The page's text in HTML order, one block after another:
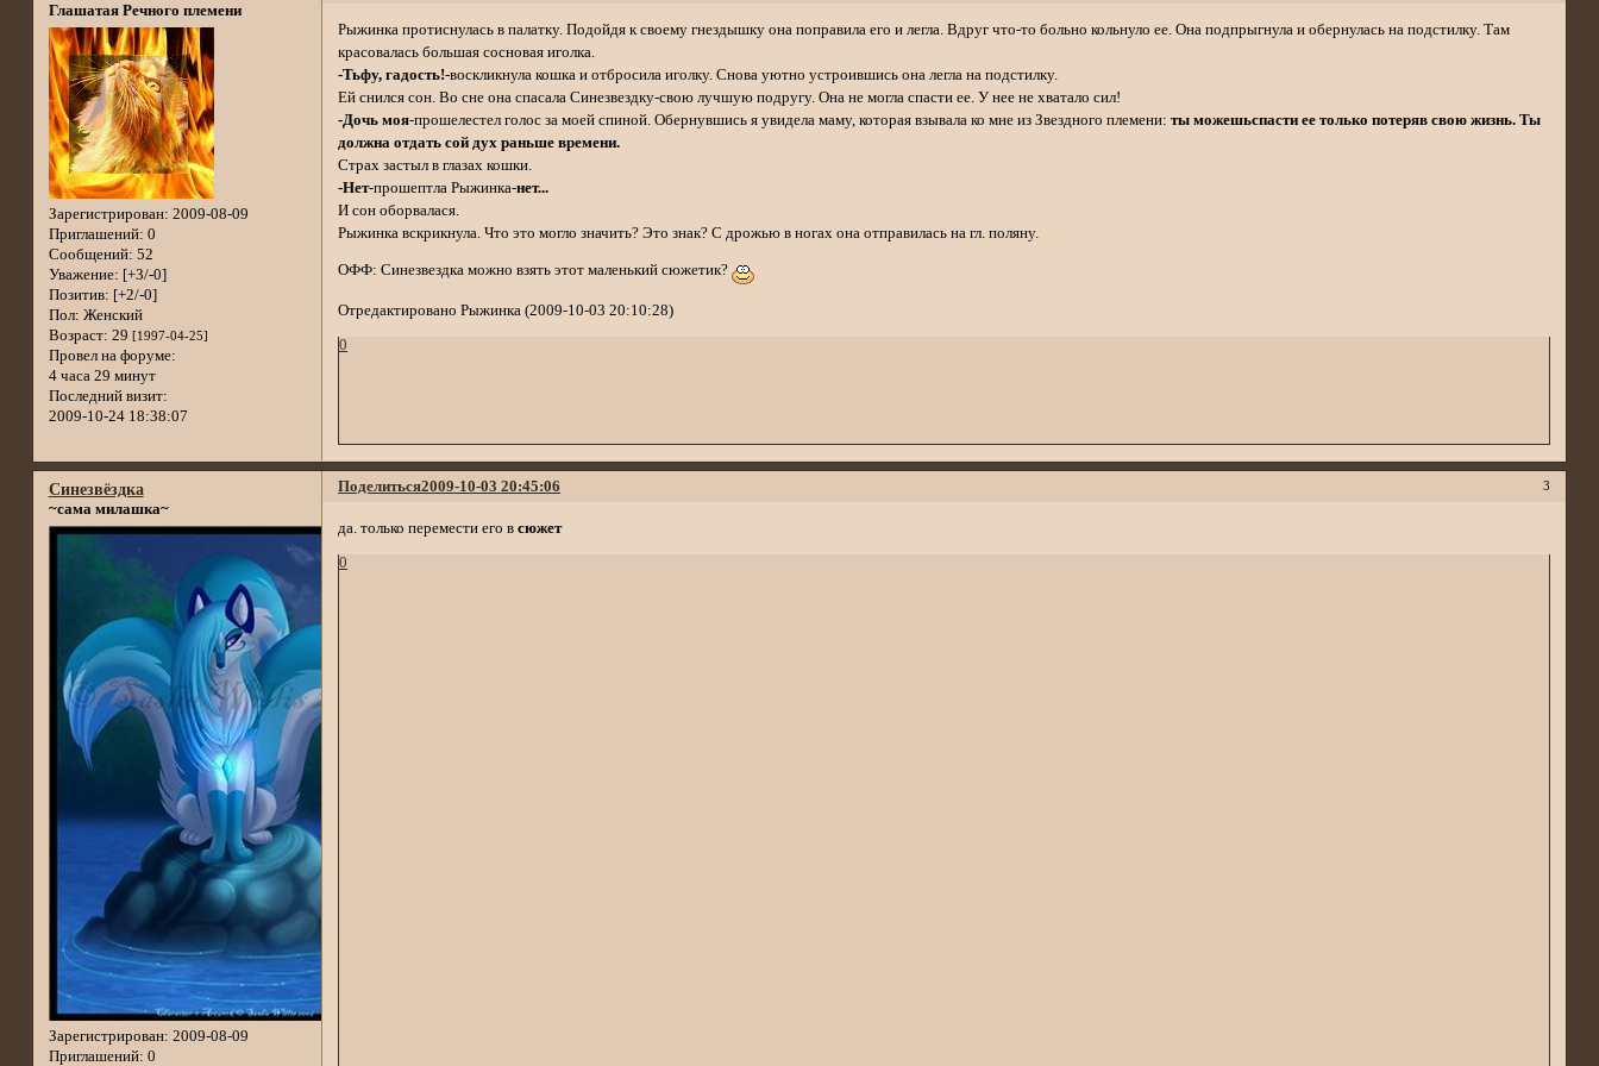
Глашатая Речного племени
Зарегистрирован: 2009-08-09
Приглашений: 0
Сообщений: 52
Уважение: [+3/-0]
Позитив: [+2/-0]
Пол: Женский
Возраст: 29 [1997-04-25]
Провел на форуме:
4 часа 29 минут
Последний визит:
2009-10-24 18:38:07
Рыжинка протиснулась в палатку. Подойдя к своему гнездышку она поправила его и легла. Вдруг что-то больно кольнуло ее. Она подпрыгнула и обернулась на подстилку. Там
красовалась большая сосновая иголка.
-Тьфу, гадость!-воскликнула кошка и отбросила иголку. Снова уютно устроившись она легла на подстилку.
Ей снился сон. Во сне она спасала Синезвездку-свою лучшую подругу. Она не могла спасти ее. У нее не хватало сил!
-Дочь моя-прошелестел голос за моей спиной. Обернувшись я увидела маму, которая взывала ко мне из Звездного племени:ты можешьспасти ее только потеряв свою жизнь. Ты
должна отдать сой дух раньше времени.
Страх застыл в глазах кошки.
-Нет-прошептла Рыжинка-нет...
И сон оборвалася.
Рыжинка вскрикнула. Что это могло значить? Это знак? С дрожью в ногах она отправилась на гл. поляну.
ОФФ: Синезвездка можно взять этот маленький сюжетик?
Отредактировано Рыжинка (2009-10-03 20:10:28)
0
Поделиться 3
2009-10-03 20:45:06
Синезвёздка
~сама милашка~
Зарегистрирован: 2009-08-09
Приглашений: 0
да. только перемести его всюжет
0